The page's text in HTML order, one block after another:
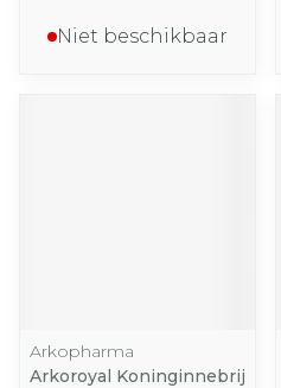
Niet beschikbaar
Arkopharma
Arkoroyal Koninginnebrij